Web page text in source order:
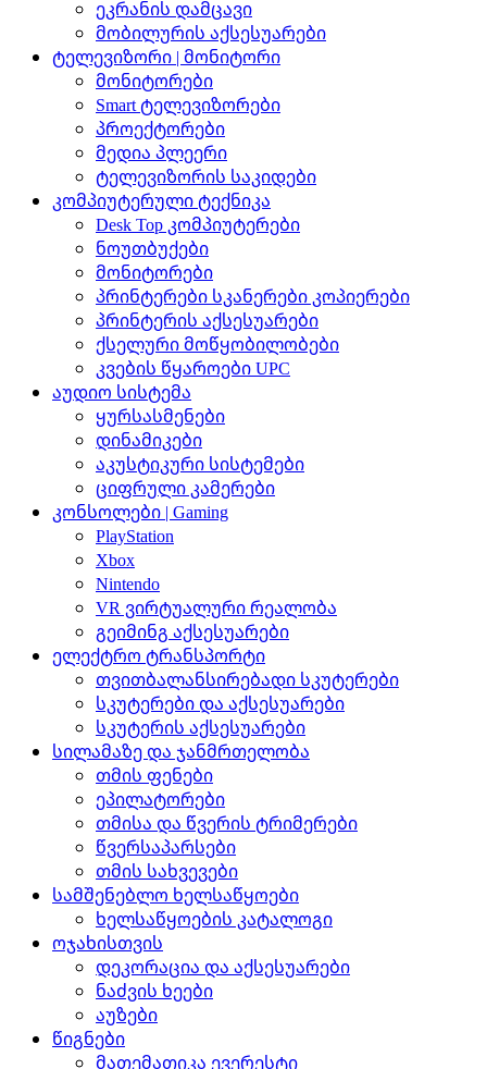
ეკრანის დამცავი
მობილურის აქსესუარები
ტელევიზორი | მონიტორი
მონიტორები
Smart ტელევიზორები
პროექტორები
მედია პლეერი
ტელევიზორის საკიდები
კომპიუტერული ტექნიკა
Desk Top კომპიუტერები
ნოუთბუქები
მონიტორები
პრინტერები სკანერები კოპიერები
პრინტერის აქსესუარები
ქსელური მოწყობილობები
კვების წყაროები UPC
აუდიო სისტემა
ყურსასმენები
დინამიკები
აკუსტიკური სისტემები
ციფრული კამერები
კონსოლები | Gaming
PlayStation
Xbox
Nintendo
VR ვირტუალური რეალობა
გეიმინგ აქსესუარები
ელექტრო ტრანსპორტი
თვითბალანსირებადი სკუტერები
სკუტერები და აქსესუარები
სკუტერის აქსესუარები
სილამაზე და ჯანმრთელობა
თმის ფენები
ეპილატორები
თმისა და წვერის ტრიმერები
წვერსაპარსები
თმის სახვევები
სამშენებლო ხელსაწყოები
ხელსაწყოების კატალოგი
ოჯახისთვის
დეკორაცია და აქსესუარები
ნაძვის ხეები
აუზები
წიგნები
მათემათიკა ევერესტი